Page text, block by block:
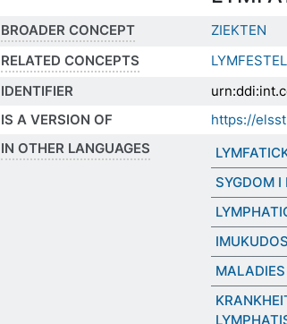
BROADER CONCEPT
ZIEKTEN
RELATED CONCEPTS
IDENTIFIER
IS A VERSION OF
https://
IN OTHER LANGUAGES
SYGDOM I